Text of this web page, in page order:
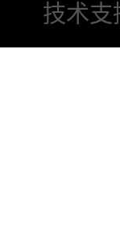
技术